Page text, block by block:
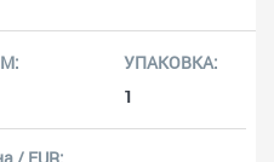
1